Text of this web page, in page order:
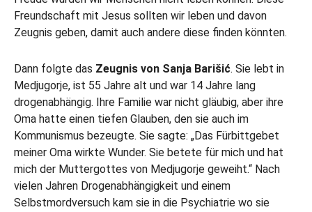
Freundschaft mit Jesus sollten wir leben und davon
Zeugnis geben, damit auch andere diese finden könnten.
Dann folgte das Zeugnis von Sanja Barišić. Sie lebt in
Medjugorje, ist 55 Jahre alt und war 14 Jahre lang
drogenabhängig. Ihre Familie war nicht gläubig, aber ihre
Oma hatte einen tiefen Glauben, den sie auch im
Kommunismus bezeugte. Sie sagte: „Das Fürbittgebet
meiner Oma wirkte Wunder. Sie betete für mich und hat
mich der Muttergottes von Medjugorje geweiht.“ Nach
vielen Jahren Drogenabhängigkeit und einem
Selbstmordversuch kam sie in die Psychiatrie wo sie